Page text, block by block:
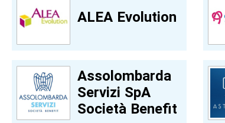
ALEA Evolution
Assolombarda
Servizi SpA
Società Benefit